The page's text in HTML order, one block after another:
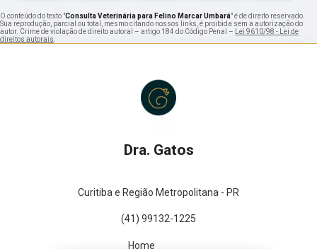
O conteúdo do texto "Consulta Veterinária para Felino Marcar Umbará" é de direito reservado.
Sua reprodução, parcial ou total, mesmo citando nossos links, é proibida sem a autorização do
autor. Crime de violação de direito autoral – artigo 184 do Código Penal – Lei 9610/98 - Lei de
direitos autorais.
Dra. Gatos
Curitiba e Região Metropolitana - PR
(41) 99132-1225
Home